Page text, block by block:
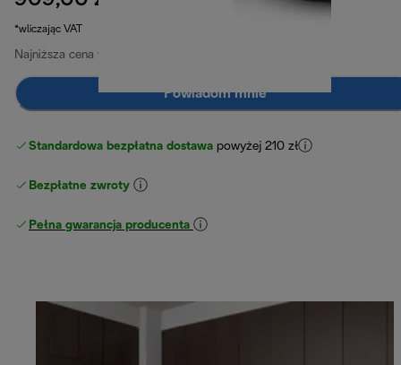
*wliczając VAT
Najniższa cena w ciągu ostatnich 30 dni
Powiadom mnie
Standardowa bezpłatna dostawa powyżej 210 zł
Bezpłatne zwroty
Pełna gwarancja producenta